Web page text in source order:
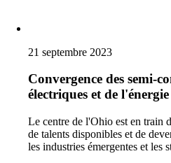
21 septembre 2023
Convergence des semi-
électriques et de
Le centre de l'Ohio est en train
de talents disponibles et de
les industries émergentes et les